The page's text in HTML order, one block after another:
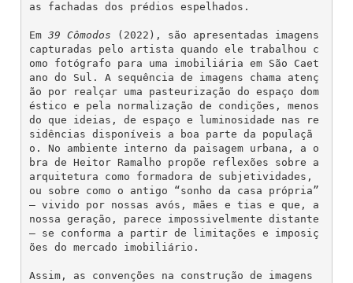
as fachadas dos prédios espelhados.
Em 39 Cômodos (2022), são apresentadas imagens
capturadas pelo artista quando ele trabalhou c
omo fotógrafo para uma imobiliária em São Caet
ano do Sul. A sequência de imagens chama atenç
ão por realçar uma pasteurização do espaço dom
éstico e pela normalização de condições, menos
do que ideias, de espaço e luminosidade nas re
sidências disponíveis a boa parte da populaçã
o. No ambiente interno da paisagem urbana, a o
bra de Heitor Ramalho propõe reflexões sobre a
arquitetura como formadora de subjetividades,
ou sobre como o antigo “sonho da casa própria”
– vivido por nossas avós, mães e tias e que, a
nossa geração, parece impossivelmente distante
– se conforma a partir de limitações e imposiç
ões do mercado imobiliário.
Assim, as convenções na construção de imagens